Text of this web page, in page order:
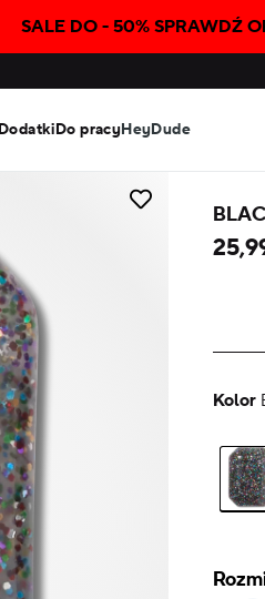
SALE DO - 50% SPRAWDŹ
Do pracyHeyDude
Kolor